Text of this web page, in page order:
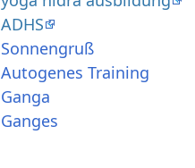
ADHS
Sonnengruß
Autogenes Training
Ganga
Ganges